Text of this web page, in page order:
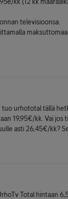
televisioonsa.
urhototal tällä
19,95€/kk. Vai jos
asti 26,45€/kk?
Total hintaan